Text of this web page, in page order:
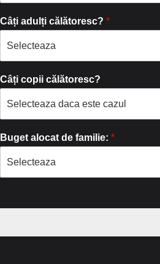
Câți adulți călătoresc? *
Câți copii călătoresc?
Buget alocat de familie: *